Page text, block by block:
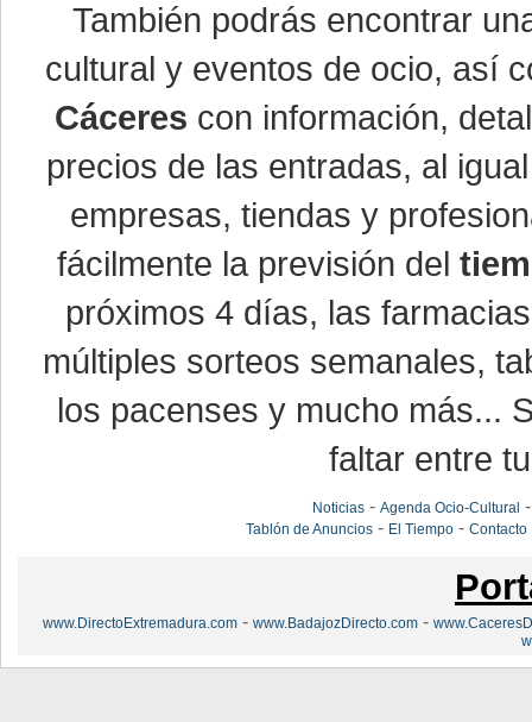
También podrás encontrar
cultural y eventos de ocio, así
Cáceres con información,
precios de las entradas, al
empresas, tiendas y
fácilmente la previsión del
próximos 4 días, las
múltiples sorteos semanales,
los pacenses y mucho más...
faltar entre
Noticias -Agenda Ocio-Cultural
Tablón de Anuncios - El Tiempo -Contacto
www.DirectoExtremadura.com - www.BadajozDirecto.com -